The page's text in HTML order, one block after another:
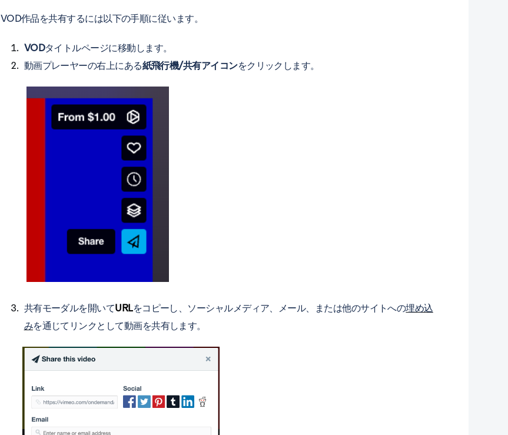
VOD作品を共有するには以下の手順に従います。
VODタイトルページに移動します。
動画プレーヤーの右上にある紙飛行機/共有アイコンをクリックします。
共有モーダルを開いてURLをコピーし、ソーシャルメディア、メール、または他のサイトへの埋め込
みを通じてリンクとして動画を共有します。